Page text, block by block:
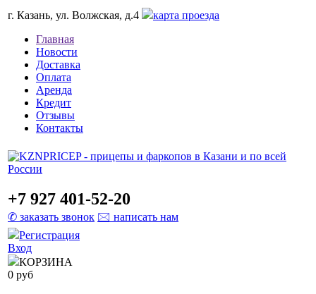
г. Казань, ул. Волжская, д.4
карта проезда
Главная
Новости
Доставка
Оплата
Аренда
Кредит
Отзывы
Контакты
+7 927 401-52-20
✆ заказать звонок 🖂 написать нам
Регистрация
Вход
КОРЗИНА
0 руб